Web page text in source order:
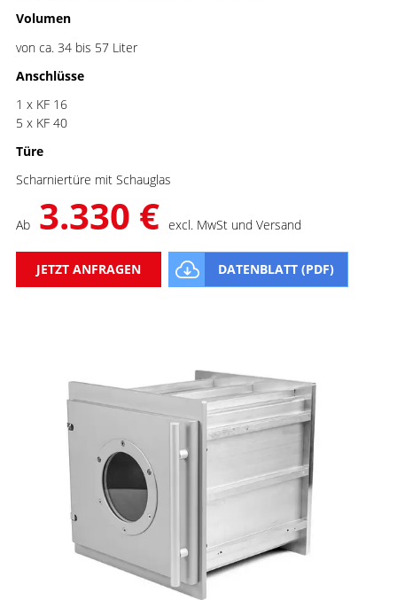
Volumen
von ca. 34 bis 57 Liter
Anschlüsse
1 x KF 16
5 x KF 40
Türe
Scharniertüre mit Schauglas
Ab3.330 € excl. MwSt und Versand
JETZT ANFRAGEN DATENBLATT (PDF)